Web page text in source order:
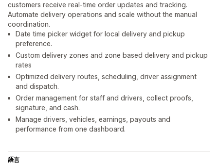
customers receive real-time order updates and tracking.
Automate delivery operations and scale without the manual
coordination.
Date time picker widget for local delivery and pickup
preference.
Custom delivery zones and zone based delivery and pickup
rates
Optimized delivery routes, scheduling, driver assignment
and dispatch.
Order management for staff and drivers, collect proofs,
signature, and cash.
Manage drivers, vehicles, earnings, payouts and
performance from one dashboard.
語言